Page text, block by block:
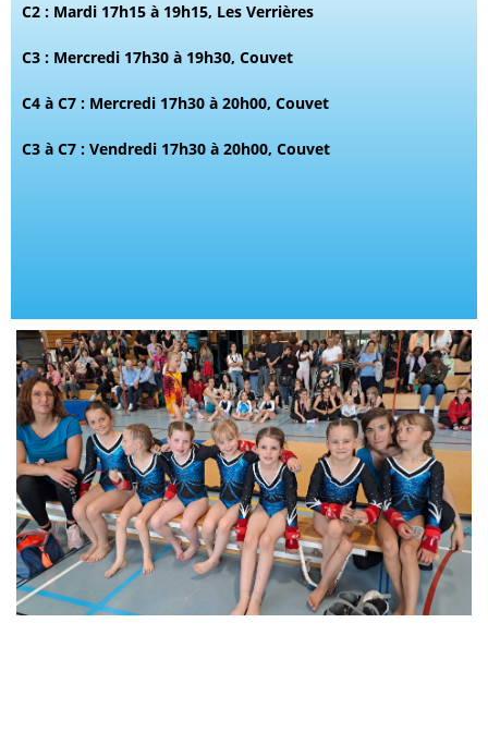
C2 : Mardi 17h15 à 19h15, Les Verrières
C3 : Mercredi 17h30 à 19h30, Couvet
C4 à C7 : Mercredi 17h30 à 20h00, Couvet
C3 à C7 : Vendredi 17h30 à 20h00, Couvet